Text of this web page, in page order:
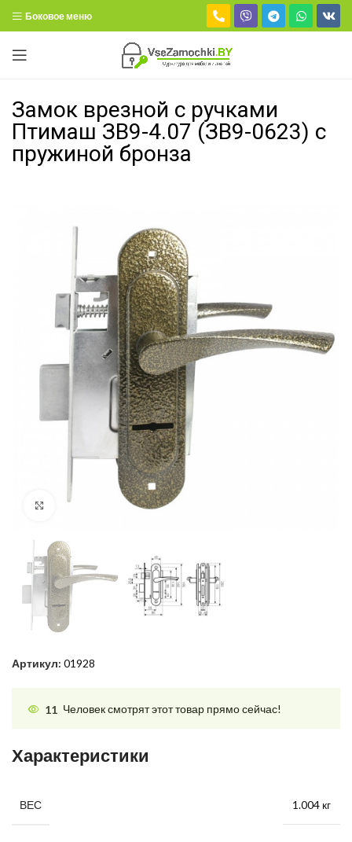
Боковое меню
Замок врезной с ручками
Птимаш ЗВ9-4.07 (ЗВ9-0623) с
пружиной бронза
Нажмите, чтобы увеличить
Артикул: 01928
11 Человек смотрят этот товар прямо сейчас!
Характеристики
ВЕС 1.004 кг